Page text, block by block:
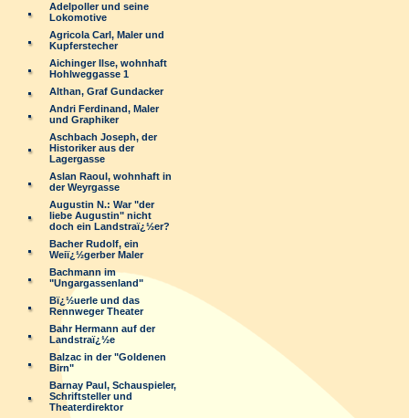
Adelpoller und seine
Lokomotive
Agricola Carl, Maler und
Kupferstecher
Aichinger Ilse, wohnhaft
Hohlweggasse 1
Althan, Graf Gundacker
Andri Ferdinand, Maler
und Graphiker
Aschbach Joseph, der
Historiker aus der
Lagergasse
Aslan Raoul, wohnhaft in
der Weyrgasse
Augustin N.: War "der
liebe Augustin" nicht
doch ein Landstraï¿½er?
Bacher Rudolf, ein
Weiï¿½gerber Maler
Bachmann im
"Ungargassenland"
Bï¿½uerle und das
Rennweger Theater
Bahr Hermann auf der
Landstraï¿½e
Balzac in der "Goldenen
Birn"
Barnay Paul, Schauspieler,
Schriftsteller und
Theaterdirektor